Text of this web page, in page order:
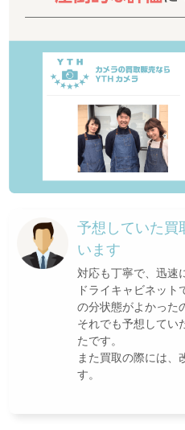
予想していた買
います
対応も丁寧で、迅速
ドライキャビネッ
の分状態がよかった
それでも予想してい
たです。
また買取の際には、
す。